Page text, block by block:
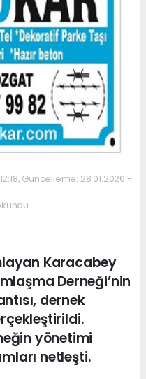
Güncelleme: 28.01.2026 -
Karacabey
Derneği’nin
dernek
yönetimi
netleşti.